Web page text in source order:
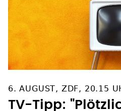
6. AUGUST, ZDF, 20.15